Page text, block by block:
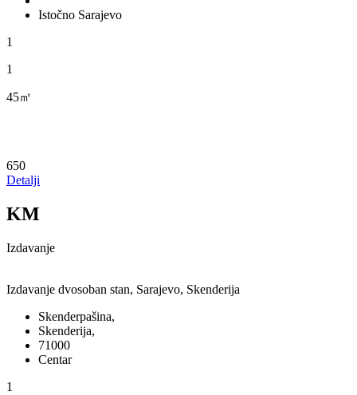
Istočno Sarajevo
1
1
45㎡
650
Detalji
KM
Izdavanje
Izdavanje dvosoban stan, Sarajevo, Skenderija
Skenderpašina,
Skenderija,
71000
Centar
1